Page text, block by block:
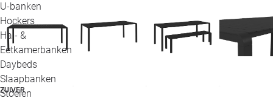
U-banken
Hockers
Hal- &
Eetkamerbanken
Daybeds
Slaapbanken
Stoelen
ZUIVER